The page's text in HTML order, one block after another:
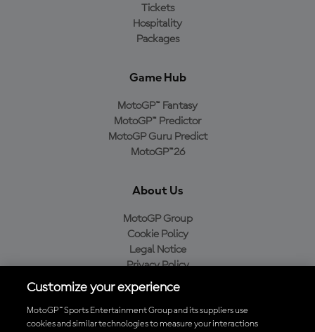
Tickets
Hospitality
Packages
Game Hub
MotoGP™ Fantasy
MotoGP™ Predictor
MotoGP Guru Predict
MotoGP™26
About Us
MotoGP Group
Cookie Policy
Legal Notice
Privacy Policy
Purchase Policy
Customize your experience
MotoGP™ Sports Entertainment Group and its suppliers use
cookies and similar technologies to measure your interactions